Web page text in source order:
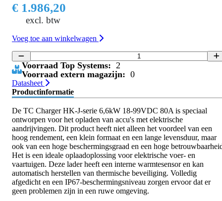
€ 1.986,20
excl. btw
Voeg toe aan winkelwagen
Voorraad Top Systems: 2
Voorraad extern magazijn: 0
Datasheet
Productinformatie
De TC Charger HK-J-serie 6,6kW 18-99VDC 80A is speciaal
ontworpen voor het opladen van accu's met elektrische
aandrijvingen. Dit product heeft niet alleen het voordeel van een
hoog rendement, een klein formaat en een lange levensduur, maar
ook van een hoge beschermingsgraad en een hoge
Het is een ideale oplaadoplossing voor elektrische voer- en
vaartuigen. Deze lader heeft een interne warmtesensor en kan
automatisch herstellen van thermische beveiliging. Volledig
afgedicht en een IP67-beschermingsniveau zorgen ervoor dat er
geen problemen zijn in een ruwe omgeving.